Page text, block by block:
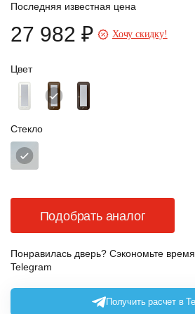
Цвет
Стекло
Последняя известная цена
27 982 ₽ Хочу скидку!
Подобрать аналог
Понравилась дверь? Сэкономьте
Telegram
Получить расчет в